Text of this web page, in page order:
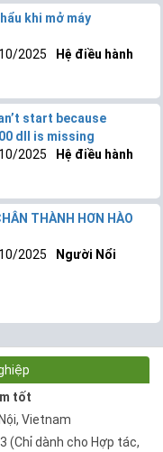
khi mở máy
2025
Hệ điều hành
start because
dll is missing
2025
Hệ điều hành
THÀNH HƠN HÀO
2025
Người Nổi
tốt
Vietnam
(Chỉ dành cho Hợp tác,